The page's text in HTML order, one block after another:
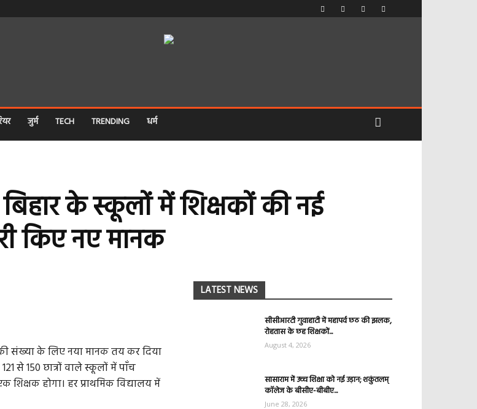
जुर्म TECH TRENDING धर्म
के स्कूलों में शिक्षकों की नई
किए नए मानक
की संख्या के लिए नया मानक तय कर दिया
से 150 छात्रों वाले स्कूलों में पाँच
शिक्षक होगा। हर प्राथमिक विद्यालय में
LATEST NEWS
सीसीआरटी गुवाहाटी में महापर्व छठ की झलक,
रोहतास के छह शिक्षकों...
August 4, 2026
सासाराम में उच्च शिक्षा को नई उड़ान; शकुंतलम्
कॉलेज के बीसीए-बीबीए...
June 28, 2026